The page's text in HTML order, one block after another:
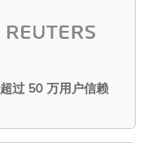
超过 50 万用户信赖